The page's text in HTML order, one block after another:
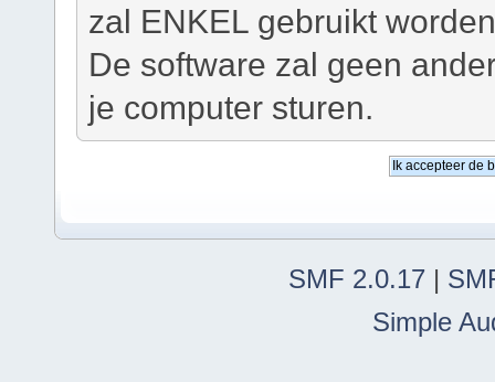
zal ENKEL gebruikt
De software zal geen
je computer sturen.
SMF 2.0.17 |
Simple